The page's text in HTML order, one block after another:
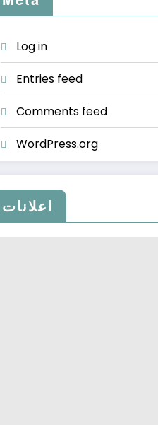
Log in
Entries feed
Comments feed
WordPress.org
اعلانات